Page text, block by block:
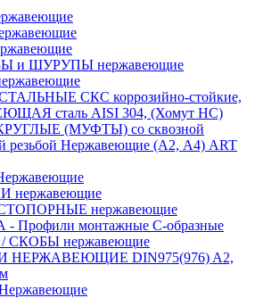
и ШУРУПЫ нержавеющие
СКС коррозийно-стойкие,
сталь AISI 304, (Хомут НС)
(МУФТЫ) со сквозной
резьбой Нержавеющие (А2, А4) ART
нержавеющие
нержавеющие
Профили монтажные С-образные
нержавеющие
DIN975(976) A2,